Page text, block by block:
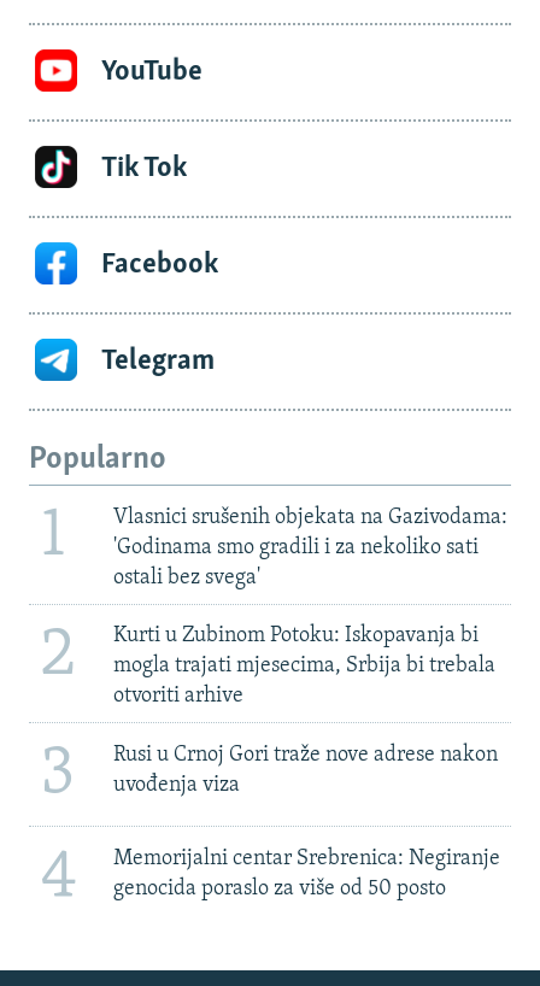
YouTube
Tik Tok
Facebook
Telegram
Popularno
1
Vlasnici srušenih objekata na Gazivodama:
'Godinama smo gradili i za nekoliko sati
ostali bez svega'
2
Kurti u Zubinom Potoku: Iskopavanja bi
mogla trajati mjesecima, Srbija bi trebala
otvoriti arhive
3
Rusi u Crnoj Gori traže nove adrese nakon
uvođenja viza
4
Memorijalni centar Srebrenica: Negiranje
genocida poraslo za više od 50 posto